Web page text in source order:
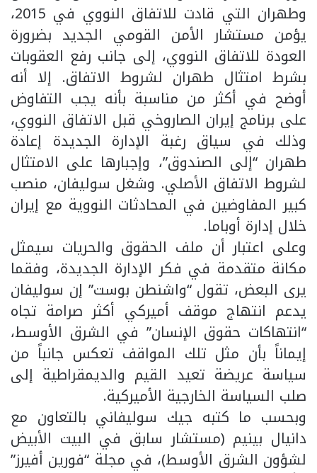
وطهران التي قادت للاتفاق النووي في 2015،
يؤمن مستشار الأمن القومي الجديد بضرورة
العودة للاتفاق النووي، إلى جانب رفع العقوبات
بشرط امتثال طهران لشروط الاتفاق. إلا أنه
أوضح في أكثر من مناسبة بأنه يجب التفاوض
على برنامج إيران الصاروخي قبل الاتفاق النووي،
وذلك في سياق رغبة الإدارة الجديدة إعادة
طهران “إلى الصندوق”، وإجبارها على الامتثال
لشروط الاتفاق الأصلي. وشغل سوليفان، منصب
كبير المفاوضين في المحادثات النووية مع إيران
خلال إدارة أوباما.
وعلى اعتبار أن ملف الحقوق والحريات سيمثل
مكانة متقدمة في فكر الإدارة الجديدة، وفقما
يرى البعض، تقول “واشنطن بوست” إن سوليفان
يدعم انتهاج موقف أميركي أكثر صرامة تجاه
“انتهاكات حقوق الإنسان” في الشرق الأوسط،
إيماناً بأن مثل تلك المواقف تعكس جانباً من
سياسة عريضة تعيد القيم والديمقراطية إلى
صلب السياسة الخارجية الأميركية.
وبحسب ما كتبه جيك سوليفاني بالتعاون مع
دانيال بينيم (مستشار سابق في البيت الأبيض
لشؤون الشرق الأوسط)، في مجلة “فورين أفيرز”